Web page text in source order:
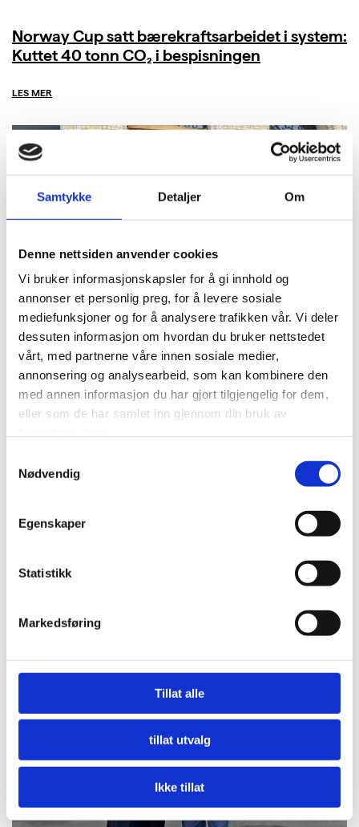
Samtykke Detaljer Om
Denne nettsiden anvender cookies
Vi bruker informasjonskapsler for å gi innhold og
annonser et personlig preg, for å levere sosiale
mediefunksjoner og for å analysere trafikken vår. Vi deler
dessuten informasjon om hvordan du bruker nettstedet
vårt, med partnerne våre innen sosiale medier,
annonsering og analysearbeid, som kan kombinere den
med annen informasjon du har gjort tilgjengelig for dem,
eller som de har samlet inn gjennom din bruk av
Nødvendig
Egenskaper
Statistikk
Markedsføring
Tillat alle
tillat utvalg
Ikke tillat
Norway Cup satt bærekraftsarbeidet i system:
Kuttet 40 tonn CO₂ i bespisningen
LES MER